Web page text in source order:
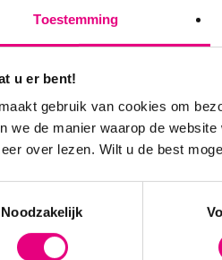
Toestemming
u er bent!
gebruik van cookies om
we de manier waarop de
over lezen. Wilt u de best
Noodzakelijk